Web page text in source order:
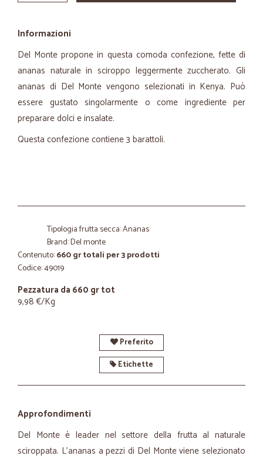
Informazioni
Del Monte propone in questa comoda confezione, fette di
ananas naturale in sciroppo leggermente zuccherato. Gli
ananas di Del Monte vengono selezionati in Kenya. Può
essere gustato singolarmente o come ingrediente per
preparare dolci e insalate.
Questa confezione contiene 3 barattoli.
Tipologia frutta secca: Ananas
Brand: Del monte
Contenuto:660 gr totali per 3 prodotti
Codice: 49019
Pezzatura da 660 gr tot
9,98 €/Kg
Preferito
Etichette
Approfondimenti
Del Monte è leader nel settore della frutta al naturale
sciroppata. L'ananas a pezzi di Del Monte viene selezionato